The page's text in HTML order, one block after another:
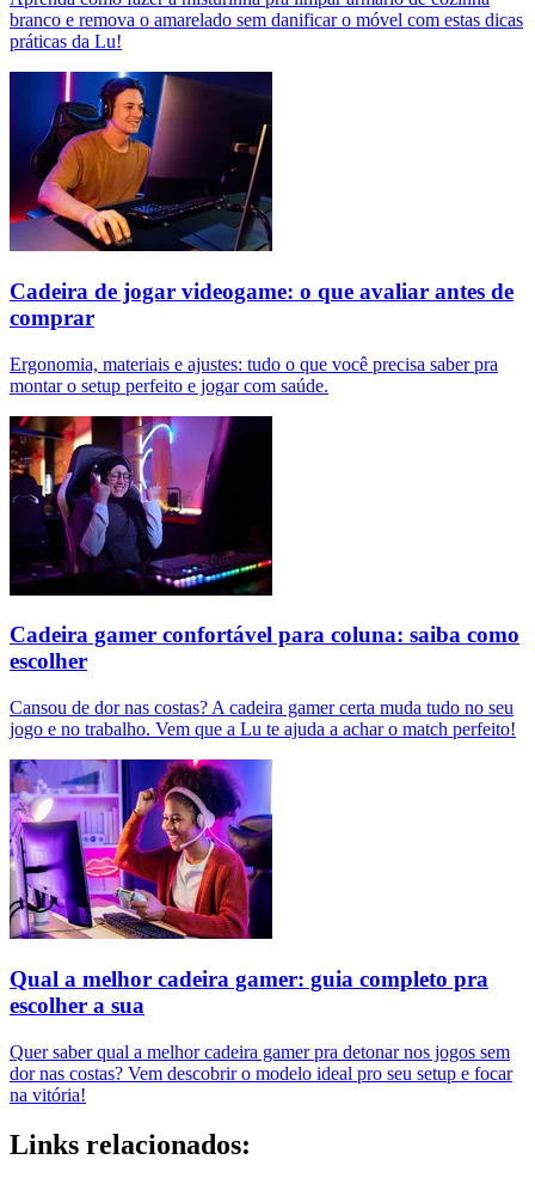
branco e remova o amarelado sem danificar o móvel com estas dicas
práticas da Lu!
Cadeira de jogar videogame: o que avaliar antes de
comprar
Ergonomia, materiais e ajustes: tudo o que você precisa saber pra
montar o setup perfeito e jogar com saúde.
Cadeira gamer confortável para coluna: saiba como
escolher
Cansou de dor nas costas? A cadeira gamer certa muda tudo no seu
jogo e no trabalho. Vem que a Lu te ajuda a achar o match perfeito!
Qual a melhor cadeira gamer: guia completo pra
escolher a sua
Quer saber qual a melhor cadeira gamer pra detonar nos jogos sem
dor nas costas? Vem descobrir o modelo ideal pro seu setup e focar
na vitória!
Links relacionados: